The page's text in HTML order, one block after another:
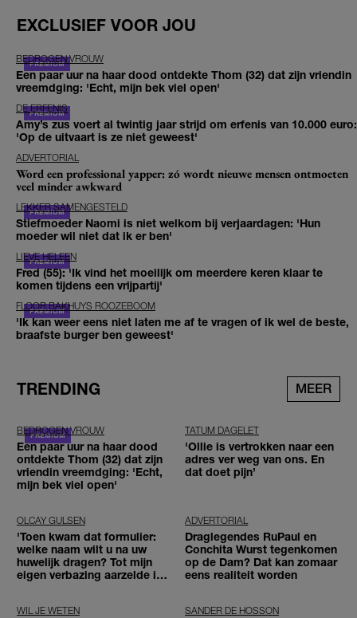
EXCLUSIEF VOOR JOU
BEDROGEN VROUW
Een paar uur na haar dood ontdekte Thom (32) dat zijn vriendin
vreemdging: 'Echt, mijn bek viel open'
DE ERFENIS
Amy’s zus voert al twintig jaar strijd om erfenis van 10.000 euro:
'Op de uitvaart is ze niet geweest'
ADVERTORIAL
Word een professional yapper: zó wordt nieuwe mensen ontmoeten
veel minder awkward
LEKKER SAMENGESTELD
Stiefmoeder Naomi is niet welkom bij verjaardagen: 'Hun
moeder wil niet dat ik er ben'
LIEVE HELEEN
Fred (55): 'Ik vind het moeilijk om meerdere keren klaar te
komen tijdens een vrijpartij'
FLOOR BAKHUYS ROOZEBOOM
'Ik kan weer eens niet laten me af te vragen of ik wel de beste,
braafste burger ben geweest'
TRENDING MEER
BEDROGEN VROUW
Een paar uur na haar dood
ontdekte Thom (32) dat zijn
vriendin vreemdging: 'Echt,
mijn bek viel open'
TATUM DAGELET
'Ollie is vertrokken naar een
adres ver weg van ons. En
dat doet pijn’
OLCAY GULSEN
'Toen kwam dat formulier:
welke naam wilt u na uw
huwelijk dragen? Tot mijn
eigen verbazing aarzelde ik
ADVERTORIAL
Draglegendes RuPaul en
Conchita Wurst tegenkomen
op de Dam? Dat kan zomaar
eens realiteit worden
WIL JE WETEN SANDER DE HOSSON